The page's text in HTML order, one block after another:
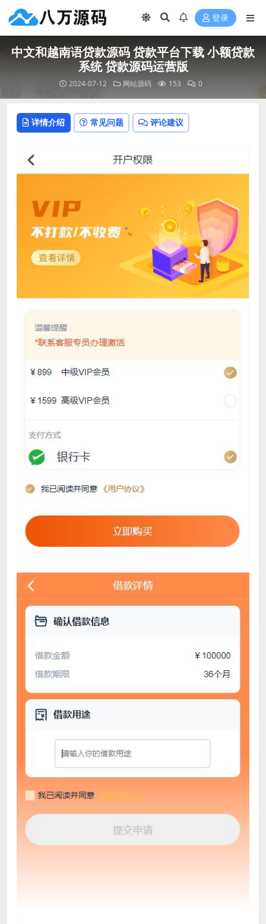
登录
中文和越南语贷款源码 贷款平台下载 小额贷款
系统 贷款源码运营版
2024-07-12 网站源码 153 0
详情介绍 常见问题 评论建议